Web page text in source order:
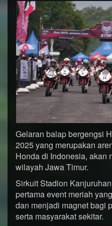
Gelaran balap bergengsi
2025 yang merupakan
Honda di Indonesia, akan
wilayah Jawa Timur.
Sirkuit Stadion
pertama event meriah
dan menjadi magnet bagi
serta masyarakat sekitar.